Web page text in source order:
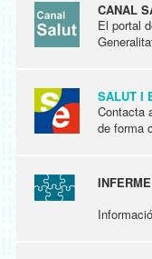
CANAL
El portal
SALUT I
Contacta
de forma